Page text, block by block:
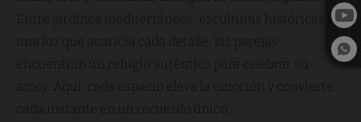
Entre jardines mediterráneos, esculturas históricas y
una luz que acaricia cada detalle, las parejas
encuentran un refugio auténtico para celebrar su
amor. Aquí, cada espacio eleva la emoción y convierte
cada instante en un recuerdo único.